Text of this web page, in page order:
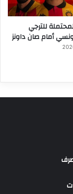
للترجي
أمام صان داونز